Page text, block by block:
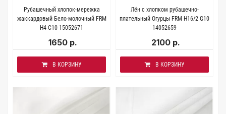
Рубашечный хлопок-мережка
жаккардовый Бело-молочный FRM
Н4 C10 15052671
1650 р.
В КОРЗИНУ
Лён с хлопком рубашечно-
плательный Огурцы FRM Н16/2 G10
14052659
2100 р.
В КОРЗИНУ